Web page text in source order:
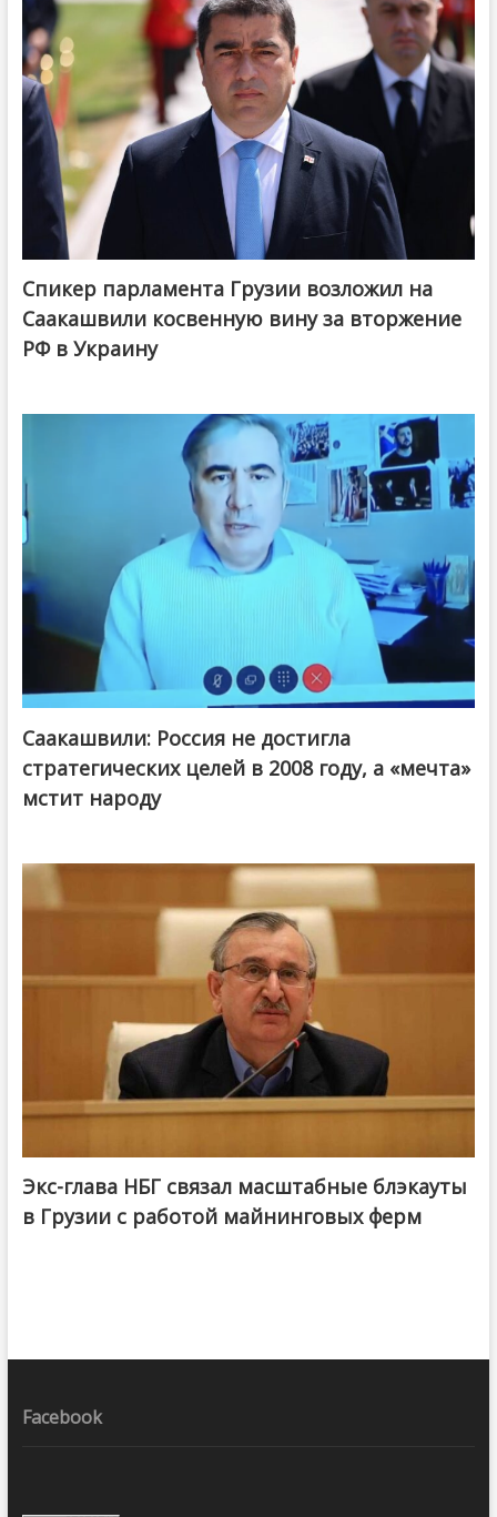
Спикер парламента Грузии возложил на
Саакашвили косвенную вину за вторжение
РФ в Украину
Саакашвили: Россия не достигла
стратегических целей в 2008 году, а «мечта»
мстит народу
Экс-глава НБГ связал масштабные блэкауты
в Грузии с работой майнинговых ферм
Facebook